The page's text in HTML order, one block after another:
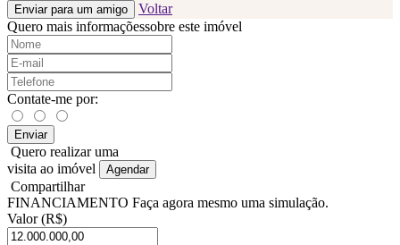
Enviar para um amigo
Voltar
Quero mais informaçõessobre este imóvel
Contate-me por:
Enviar
Quero realizar uma
visita ao imóvel
Agendar
Compartilhar
FINANCIAMENTO Faça agora mesmo uma simulação.
Valor (R$)